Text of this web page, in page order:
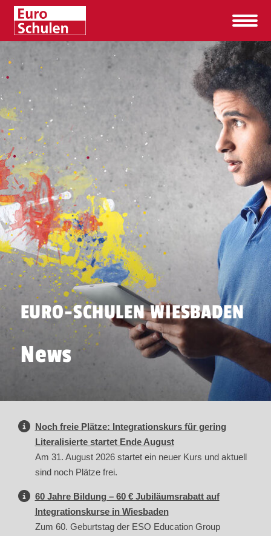
EURO-SCHULEN WIESBADEN
News
Noch freie Plätze: Integrationskurs für gering
Literalisierte startet Ende August
Am 31. August 2026 startet ein neuer Kurs und aktuell
sind noch Plätze frei.
60 Jahre Bildung – 60 € Jubiläumsrabatt auf
Integrationskurse in Wiesbaden
Zum 60. Geburtstag der ESO Education Group